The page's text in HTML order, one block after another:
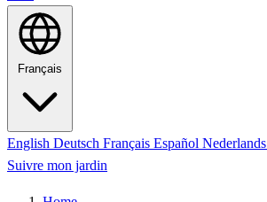
Français
English Deutsch Français Español Nederlands
Suivre mon jardin